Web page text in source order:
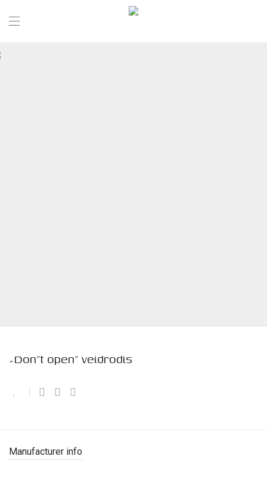
„Don”t open” veidrodis
Manufacturer info